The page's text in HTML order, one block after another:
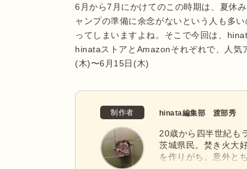
6月から7月にかけてのこの時期は、夏休
ャンプの準備に余念がないという人も多
ってしまいますよね。そこで今回は、
hinataストアとAmazonそれぞれで、人気
(木)〜6月15日(木)
制作者 hinata編集部 渡部秀
20歳から四半世紀も
茨城県民。焚き火大
を作りがち。意外と